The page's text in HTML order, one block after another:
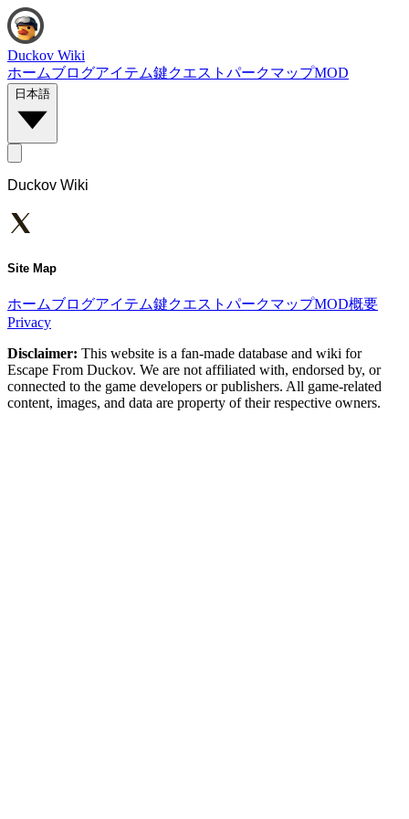
Duckov Wiki
ホームブログアイテム鍵クエスト パークマップMOD
日本語
Duckov Wiki
Site Map
ホームブログアイテム鍵クエスト パークマップMOD概要
Privacy
Disclaimer: This website is a fan-made database and wiki for
Escape From Duckov. We are not affiliated with, endorsed by, or
connected to the game developers or publishers. All game-related
content, images, and data are property of their respective owners.